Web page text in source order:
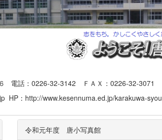
電話：0226-32-3142 ＦＡＸ：0226-32-3071
HP：http://www.kesennuma.ed.jp/karakuwa-syou
令和元年度 唐小写真館